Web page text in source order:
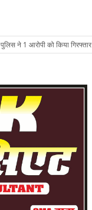
पुलिस ने 1 आरोपी को किया गिरफ्तार